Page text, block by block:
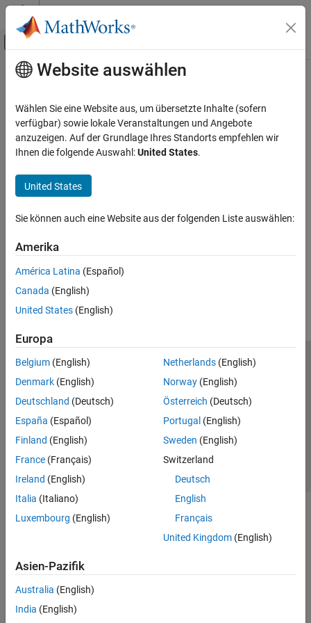
Weiter zum Inhalt
Umschaltung für Off-Canvas-
Startseite der Dokumentation
Hauptinhalt
How useful was this information?
Website auswählen
Wählen Sie eine Website aus, um übersetzte Inhalte (sofern
verfügbar) sowie lokale Veranstaltungen und Angebote
anzuzeigen. Auf der Grundlage Ihres Standorts empfehlen wir
Ihnen die folgende Auswahl:United States.
United States
Sie können auch eine Website aus der folgenden Liste auswählen:
Amerika
América Latina (Español)
Canada (English)
United States (English)
Europa
Belgium (English)
Denmark (English)
Deutschland (Deutsch)
España (Español)
Finland (English)
France (Français)
Ireland (English)
Italia (Italiano)
Luxembourg (English)
Netherlands(English)
Norway(English)
Österreich (Deutsch)
Portugal (English)
Sweden (English)
Switzerland
Deutsch
English
Français
United Kingdom(English)
Asien-Pazifik
Australia (English)
India (English)
Trust Center
Datenschutz-Richtlinien
Datendiebstahl verhindern
Status von Anwendungen
© 1994-2026 The MathWorks, Inc.
Website auswählen
Deutschland